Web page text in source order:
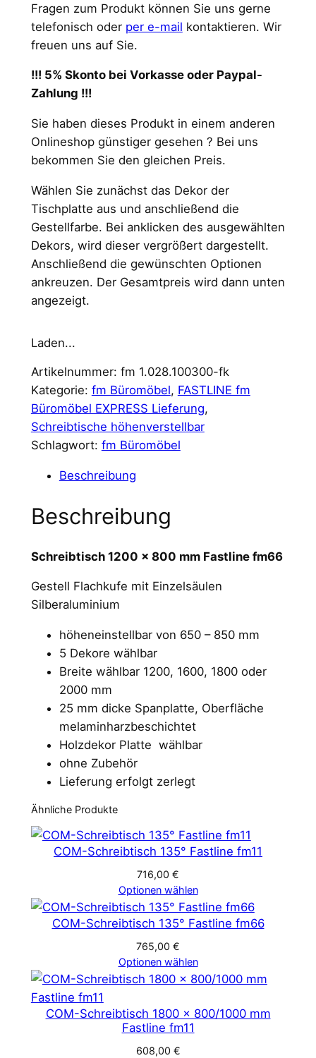
Fragen zum Produkt können Sie uns gerne
telefonisch oder per e-mail kontaktieren. Wir
freuen uns auf Sie.
!!! 5% Skonto bei Vorkasse oder Paypal-
Zahlung !!!
Sie haben dieses Produkt in einem anderen
Onlineshop günstiger gesehen ? Bei uns
bekommen Sie den gleichen Preis.
Wählen Sie zunächst das Dekor der
Tischplatte aus und anschließend die
Gestellfarbe. Bei anklicken des ausgewählten
Dekors, wird dieser vergrößert dargestellt.
Anschließend die gewünschten Optionen
ankreuzen. Der Gesamtpreis wird dann unten
angezeigt.
Laden...
Artikelnummer: fm 1.028.100300-fk
Kategorie: fm Büromöbel, FASTLINE fm
Büromöbel EXPRESS Lieferung
Schreibtische höhenverstellbar
Schlagwort: fm Büromöbel
Beschreibung
Beschreibung
Schreibtisch 1200 x 800 mm Fastline fm66
Gestell Flachkufe mit Einzelsäulen
Silberaluminium
höheneinstellbar von 650 – 850 mm
5 Dekore wählbar
Breite wählbar 1200, 1600, 1800 oder
2000 mm
25 mm dicke Spanplatte, Oberfläche
melaminharzbeschichtet
Holzdekor Platte wählbar
ohne Zubehör
Lieferung erfolgt zerlegt
Ähnliche Produkte
COM-Schreibtisch 135° Fastline fm11
716,00 €
Optionen wählen
COM-Schreibtisch 135° Fastline fm66
765,00 €
Optionen wählen
COM-Schreibtisch 1800 x 800/1000 mm
Fastline fm11
608,00 €